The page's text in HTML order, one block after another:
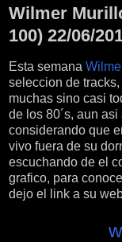
Wilmer
100) 22/06/
Esta semana
seleccion de
muchas sino casi
de los 80´s, aun
considerando que
vivo fuera de su
escuchando de el
grafico, para
dejo el link a su